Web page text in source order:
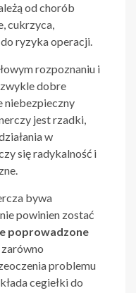
od chorób
cukrzyca,
ryzyka operacji.
rozpoznaniu i
dobre
niebezpieczny
jest rzadki,
w
się radykalność i
bywa
powinien zostać
poprowadzone
problemu
cegiełki do